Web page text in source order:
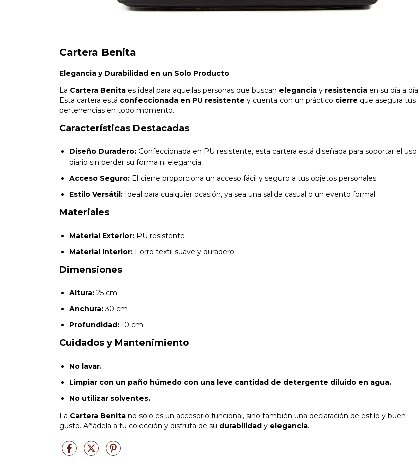
Cartera Benita
Elegancia y Durabilidad en un Solo Producto
La Cartera Benita es ideal para aquellas personas que buscan elegancia y resistencia en su día a día.
Esta cartera está confeccionada en PU resistente y cuenta con un práctico cierre que asegura tus
pertenencias en todo momento.
Características Destacadas
Diseño Duradero: Confeccionada en PU resistente, esta cartera está diseñada para soportar el uso
diario sin perder su forma ni elegancia.
Acceso Seguro: El cierre proporciona un acceso fácil y seguro a tus objetos personales.
Estilo Versátil: Ideal para cualquier ocasión, ya sea una salida casual o un evento formal.
Materiales
Material Exterior: PU resistente
Material Interior: Forro textil suave y duradero
Dimensiones
Altura: 25 cm
Anchura:30 cm
Profundidad: 10 cm
Cuidados y Mantenimiento
No lavar.
Limpiar con un paño húmedo con una leve cantidad de detergente diluido en agua.
No utilizar solventes.
La Cartera Benita no solo es un accesorio funcional, sino también una declaración de estilo y buen
gusto. Añádela a tu colección y disfruta de su durabilidad y elegancia.